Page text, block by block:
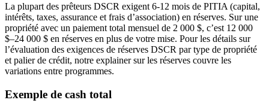
La plupart des prêteurs DSCR exigent 6-12 mois de PITIA (capital,
intérêts, taxes, assurance et frais d’association) en réserves. Sur une
propriété avec un paiement total mensuel de 2 000 $, c’est 12 000
$–24 000 $ en réserves en plus de votre mise. Pour les détails sur
l’évaluation des exigences de réserves DSCR par type de propriété
et palier de crédit, notre explainer sur les réserves couvre les
variations entre programmes.
Exemple de cash total